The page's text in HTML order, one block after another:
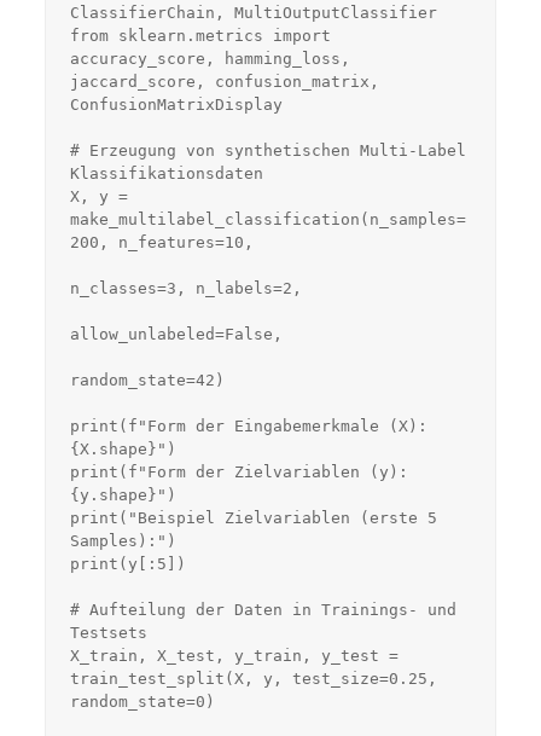
ClassifierChain, MultiOutputClassifier
from sklearn.metrics import
accuracy_score, hamming_loss,
jaccard_score, confusion_matrix,
ConfusionMatrixDisplay
# Erzeugung von synthetischen Multi-Label
Klassifikationsdaten
X, y =
make_multilabel_classification(n_samples=
200, n_features=10,
n_classes=3, n_labels=2,
allow_unlabeled=False,
random_state=42)
print(f"Form der Eingabemerkmale (X):
{X.shape}")
print(f"Form der Zielvariablen (y):
{y.shape}")
print("Beispiel Zielvariablen (erste 5
Samples):")
print(y[:5])
# Aufteilung der Daten in Trainings- und
Testsets
X_train, X_test, y_train, y_test =
train_test_split(X, y, test_size=0.25,
random_state=0)